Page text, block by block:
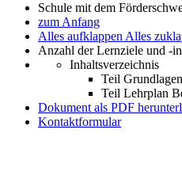
Schule mit dem
zum Anfang
Alles aufklappen Alles
Anzahl der Lernziele und -
Inhaltsverzeichnis
Teil Grundlagen
Teil Lehrplan
Dokument als PDF
Kontaktformular